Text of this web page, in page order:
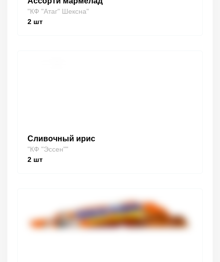
"КФ "Атаг" Шексна"
2 шт
Сливочный ирис
"КФ "Эссен""
2 шт